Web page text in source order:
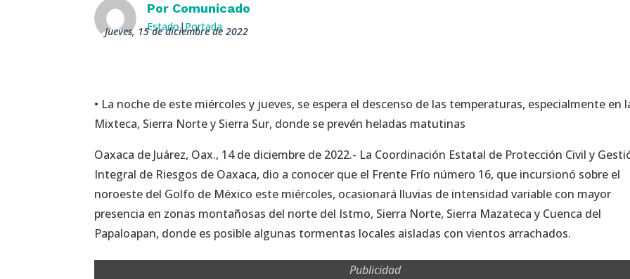
Por Comunicado
Estado|Portada
jueves, 15 de diciembre de 2022
• La noche de este miércoles y jueves, se espera el descenso de las temperaturas, especialmente en
Mixteca, Sierra Norte y Sierra Sur, donde se prevén heladas matutinas
Oaxaca de Juárez, Oax., 14 de diciembre de 2022.- La Coordinación Estatal de Protección Civil y
Integral de Riesgos de Oaxaca, dio a conocer que el Frente Frío número 16, que incursionó sobre el
noroeste del Golfo de México este miércoles, ocasionará lluvias de intensidad variable con mayor
presencia en zonas montañosas del norte del Istmo, Sierra Norte, Sierra Mazateca y Cuenca del
Papaloapan, donde es posible algunas tormentas locales aisladas con vientos arrachados.
Publicidad